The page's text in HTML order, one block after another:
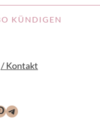
KÜNDIGEN
/ Kontakt
Telegram